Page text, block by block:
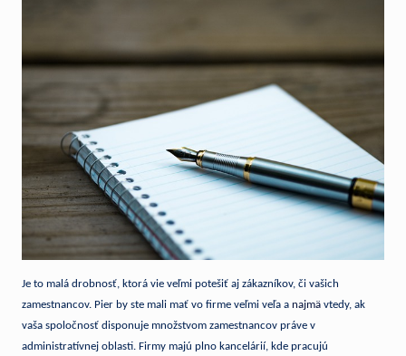
Je to malá drobnosť, ktorá vie veľmi potešiť aj zákazníkov, či vašich
zamestnancov. Pier by ste mali mať vo firme veľmi veľa a najmä vtedy, ak
vaša spoločnosť disponuje množstvom zamestnancov práve v
administratívnej oblasti. Firmy majú plno kancelárií, kde pracujú